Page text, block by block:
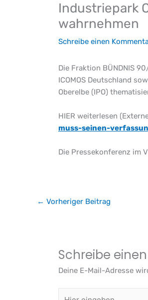
Industriepark
wahrnehmen
Schreibe einen
Die Fraktion BÜNDNIS
ICOMOS Deutschland
Oberelbe (IPO)
HIER weiterlesen
muss-seinen-
Die Pressekonferenz im
← Vorheriger Beitrag
Schreibe
Deine E-Mail-Adresse